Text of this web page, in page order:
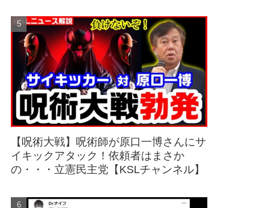
【呪術大戦】呪術師が原口一博さんにサ
イキックアタック！依頼者はまさか
の・・・立憲民主党【KSLチャンネル】